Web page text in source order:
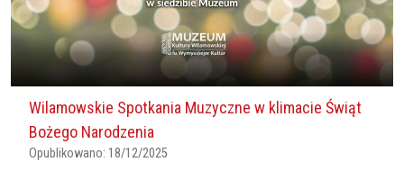
Wilamowskie Spotkania Muzyczne w klimacie Świąt
Bożego Narodzenia
Opublikowano: 18/12/2025